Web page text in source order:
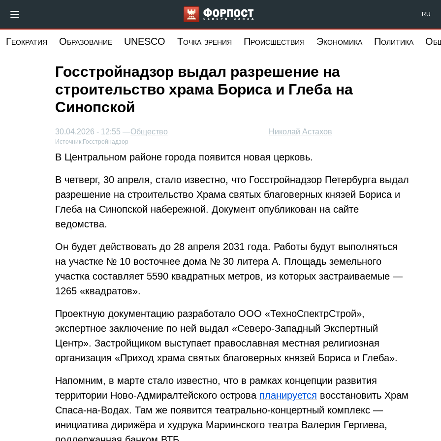
основному
Форпост Северо-Запад RU
Геократия Образование UNESCO Точка зрения Происшествия Экономика Политика
Госстройнадзор выдал разрешение на
строительство храма Бориса и Глеба на
Синопской
Николай Астахов
30.04.2026 - 12:55 —Общество
Источник: Госстройнадзор
В Центральном районе города появится новая церковь.
В четверг, 30 апреля, стало известно, что Госстройнадзор Петербурга выдал
разрешение на строительство Храма святых благоверных князей Бориса и
Глеба на Синопской набережной. Документ опубликован на сайте
ведомства.
Он будет действовать до 28 апреля 2031 года. Работы будут выполняться
на участке № 10 восточнее дома № 30 литера А. Площадь земельного
участка составляет 5590 квадратных метров, из которых застраиваемые —
1265 «квадратов».
Проектную документацию разработало ООО «ТехноСпектрСтрой»,
экспертное заключение по ней выдал «Северо-Западный Экспертный
Центр». Застройщиком выступает православная местная религиозная
организация «Приход храма святых благоверных князей Бориса и Глеба».
Напомним, в марте стало известно, что в рамках концепции развития
территории Ново-Адмиралтейского острова планируется восстановить Храм
Спаса-на-Водах. Там же появится театрально-концертный комплекс —
инициатива дирижёра и худрука Мариинского театра Валерия Гергиева,